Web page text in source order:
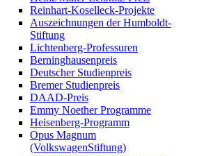
Reinhart-Koselleck-Projekte
Auszeichnungen der Humboldt-
Stiftung
Lichtenberg-Professuren
Berninghausenpreis
Deutscher Studienpreis
Bremer Studienpreis
DAAD-Preis
Emmy Noether Programme
Heisenberg-Programm
Opus Magnum
(VolkswagenStiftung)